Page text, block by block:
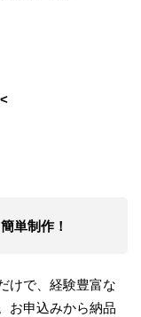
単制作！
けで、経験豊富な
お申込みから納品